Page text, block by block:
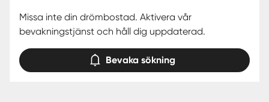
Missa inte din drömbostad. Aktivera vår
bevakningstjänst och håll dig uppdaterad.
Bevaka sökning